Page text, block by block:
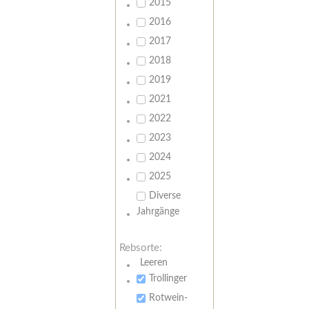
2015
2016
2017
2018
2019
2021
2022
2023
2024
2025
Diverse
Jahrgänge
Rebsorte:
Leeren
Trollinger
Rotwein-